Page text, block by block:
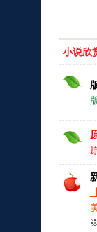
小说欣